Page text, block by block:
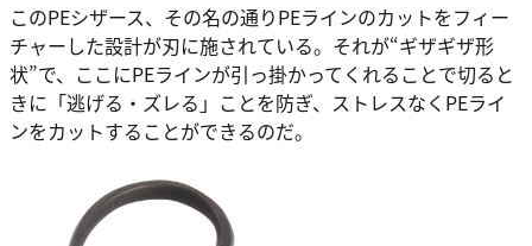
このPEシザース、その名の通りPEラインのカットをフィー
チャーした設計が刃に施されている。それが“ギザギザ形
状”で、ここにPEラインが引っ掛かってくれることで切ると
きに「逃げる・ズレる」ことを防ぎ、ストレスなくPEライ
ンをカットすることができるのだ。